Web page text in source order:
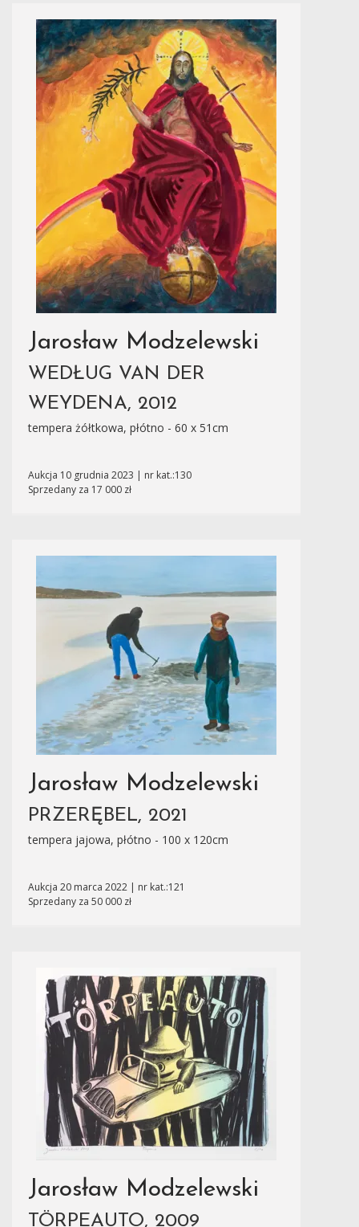
Jarosław Modzelewski
WEDŁUG VAN DER
WEYDENA, 2012
tempera żółtkowa, płótno - 60 x 51cm
Aukcja 10 grudnia 2023 | nr kat.:130
Sprzedany za 17 000 zł
Jarosław Modzelewski
PRZERĘBEL, 2021
tempera jajowa, płótno - 100 x 120cm
Aukcja 20 marca 2022 | nr kat.:121
Sprzedany za 50 000 zł
Jarosław Modzelewski
TÖRPEAUTO, 2009